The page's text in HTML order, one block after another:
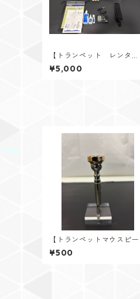
【トランペット レンタ
ル】V.Bach（バック） TR
600 SP
¥5,000
【トランペットマウスピー
ス レンタル】V.Bach（バ
ック） 1-1/2C PGP ノーコ
¥500